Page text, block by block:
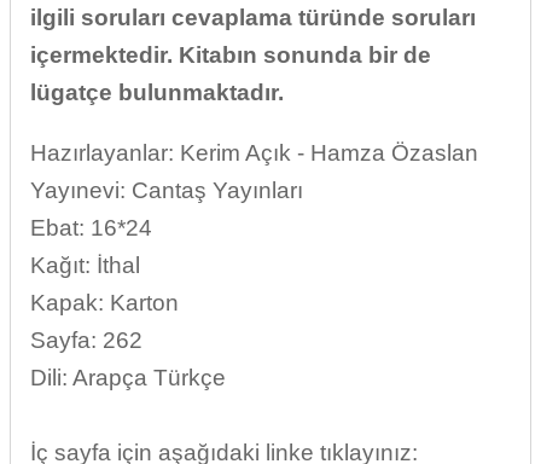
ilgili soruları cevaplama türünde soruları
içermektedir. Kitabın sonunda bir de
lügatçe bulunmaktadır.
Hazırlayanlar: Kerim Açık - Hamza Özaslan
Yayınevi: Cantaş Yayınları
Ebat: 16*24
Kağıt: İthal
Kapak: Karton
Sayfa: 262
Dili: Arapça Türkçe
İç sayfa için aşağıdaki linke tıklayınız: